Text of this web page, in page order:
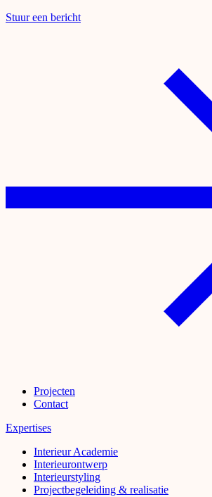
Stuur een bericht
Projecten
Contact
Expertises
Interieur Academie
Interieurontwerp
Interieurstyling
Projectbegeleiding & realisatie